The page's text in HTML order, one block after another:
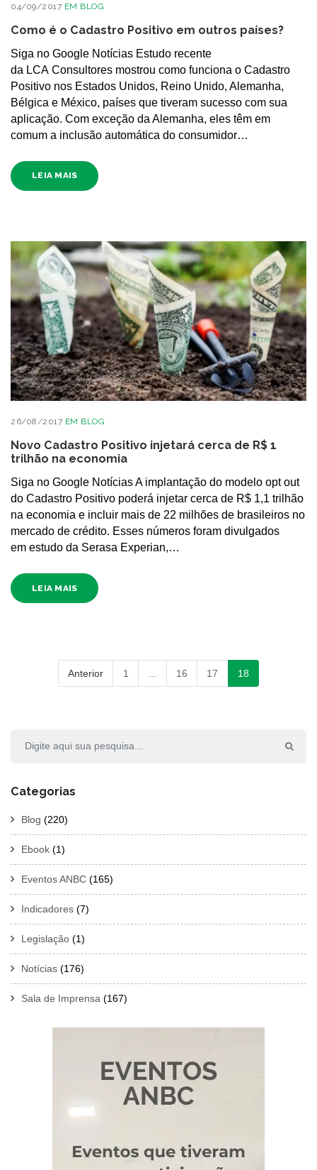
04/09/2017 EM BLOG
Como é o Cadastro Positivo em outros países?
Siga no Google Notícias Estudo recente
da LCA Consultores mostrou como funciona o Cadastro
Positivo nos Estados Unidos, Reino Unido, Alemanha,
Bélgica e México, países que tiveram sucesso com sua
aplicação. Com exceção da Alemanha, eles têm em
comum a inclusão automática do consumidor…
LEIA MAIS
26/08/2017 EM BLOG
Novo Cadastro Positivo injetará cerca de R$ 1
trilhão na economia
Siga no Google Notícias A implantação do modelo opt out
do Cadastro Positivo poderá injetar cerca de R$ 1,1 trilhão
na economia e incluir mais de 22 milhões de brasileiros no
mercado de crédito. Esses números foram divulgados
em estudo da Serasa Experian,…
LEIA MAIS
Anterior 1 16 17 18
Categorias
Blog (220)
Ebook (1)
Eventos ANBC (165)
Indicadores (7)
Legislação (1)
Notícias (176)
Sala de Imprensa (167)